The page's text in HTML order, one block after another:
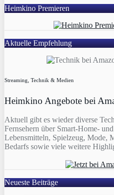
Heimkino Premieren
Aktuelle Empfehlung
Streaming, Technik & Medien
Heimkino Angebote bei
Aktuell gibt es wieder diverse
Fernsehern über Smart-Home-
Lebensmitteln, Spielzeug, Mode,
Bedarfs sowie viele weitere
Neueste Beiträge